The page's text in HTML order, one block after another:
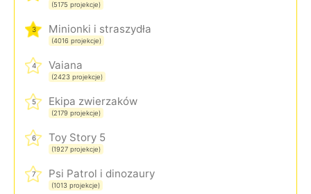
(5175 projekcje)
3 Minionki i straszydła
(4016 projekcje)
4 Vaiana
(2423 projekcje)
5 Ekipa zwierzaków
(2179 projekcje)
6 Toy Story 5
(1927 projekcje)
7 Psi Patrol i dinozaury
(1013 projekcje)